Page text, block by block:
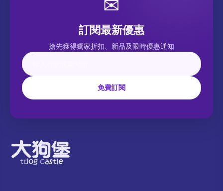
✉
訂閱最新優惠
搶先獲得獨家折扣、新品及限時優惠通知
免費訂閱